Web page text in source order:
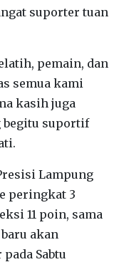
suporter tuan
pemain, dan
semua kami
kasih juga
begitu suportif
Lampung
peringkat 3
11 poin, sama
akan
Sabtu